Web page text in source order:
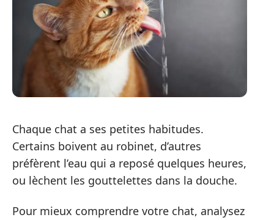
Chaque chat a ses petites habitudes.
Certains boivent au robinet, d’autres
préfèrent l’eau qui a reposé quelques heures,
ou lèchent les gouttelettes dans la douche.
Pour mieux comprendre votre chat, analysez